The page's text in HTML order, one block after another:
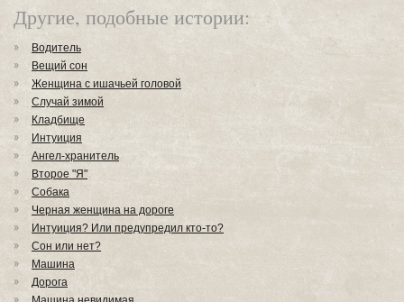
Другие, подобные истории:
Водитель
Вещий сон
Женщина с ишачьей головой
Случай зимой
Кладбище
Интуиция
Ангел-хранитель
Второе "Я"
Собака
Черная женщина на дороге
Интуиция? Или предупредил кто-то?
Сон или нет?
Машина
Дорога